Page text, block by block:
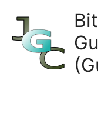
contenido